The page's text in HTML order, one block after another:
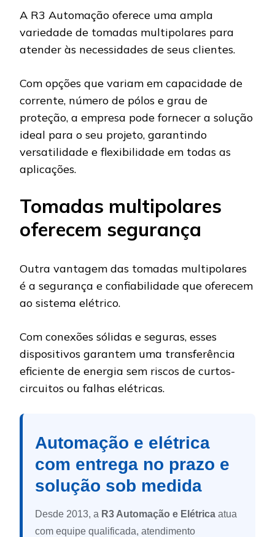
A R3 Automação oferece uma ampla
variedade de tomadas multipolares para
atender às necessidades de seus clientes.
Com opções que variam em capacidade de
corrente, número de pólos e grau de
proteção, a empresa pode fornecer a solução
ideal para o seu projeto, garantindo
versatilidade e flexibilidade em todas as
aplicações.
Tomadas multipolares
oferecem segurança
Outra vantagem das tomadas multipolares
é a segurança e confiabilidade que oferecem
ao sistema elétrico.
Com conexões sólidas e seguras, esses
dispositivos garantem uma transferência
eficiente de energia sem riscos de curtos-
circuitos ou falhas elétricas.
Automação e elétrica
com entrega no prazo e
solução sob medida
Desde 2013, a R3 Automação e Elétrica atua
com equipe qualificada, atendimento